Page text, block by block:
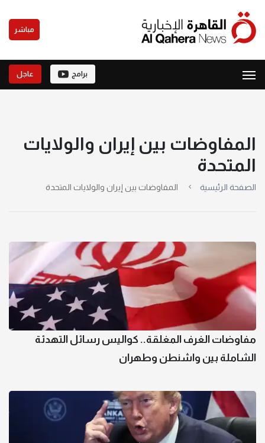
مباشر
برامج عاجل
المفاوضات بين إيران والولايات
المتحدة
الصفحة الرئيسية المفاوضات بين إيران والولايات المتحدة
مفاوضات الغرف المغلقة.. كواليس رسائل التهدئة
الشاملة بين واشنطن وطهران